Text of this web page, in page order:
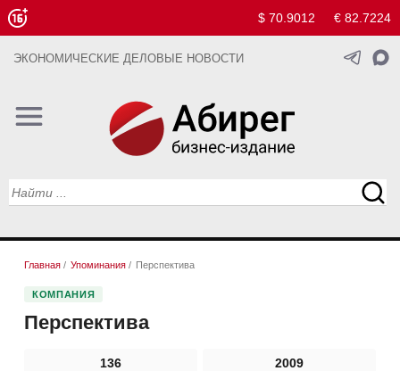
$ 70.9012 € 82.7224
ЭКОНОМИЧЕСКИЕ ДЕЛОВЫЕ НОВОСТИ
Главная / Упоминания / Перспектива
КОМПАНИЯ
Перспектива
136 2009